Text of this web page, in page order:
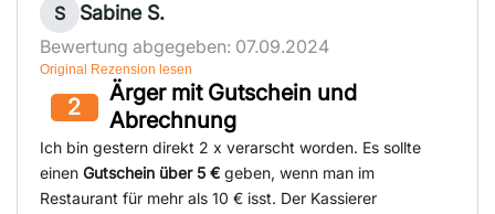
S Sabine S.
Bewertung abgegeben: 07.09.2024
Original Rezension lesen
2
Ärger mit Gutschein und
Abrechnung
Ich bin gestern direkt 2 x verarscht worden. Es sollte
einen Gutschein über 5 € geben, wenn man im
Restaurant für mehr als 10 € isst. Der Kassierer